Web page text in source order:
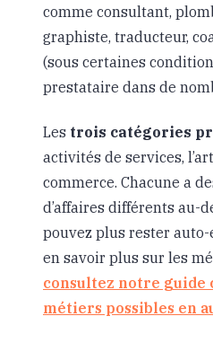
comme consultant,
graphiste, traducteur,
(sous certaines
prestataire dans de
Les trois catégories
activités de services,
commerce. Chacune a
d’affaires différents au-
pouvez plus rester
en savoir plus sur les
consultez notre guide
métiers possibles en